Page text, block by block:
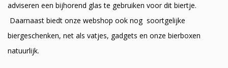
adviseren een bijhorend glas te gebruiken voor dit biertje.
Daarnaast biedt onze webshop ook nog soortgelijke
biergeschenken, net als vatjes, gadgets en onze bierboxen
natuurlijk.